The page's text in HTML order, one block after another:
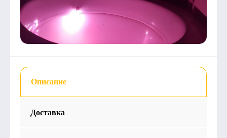
Описание
Доставка